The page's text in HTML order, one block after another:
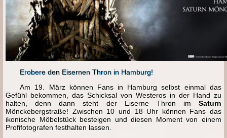
Erobere den Eisernen Thron in Hamburg!
Am 19. März können Fans in Hamburg selbst einmal das
Gefühl bekommen, das Schicksal von Westeros in der Hand zu
halten, denn dann steht der Eiserne Thron im Saturn
Mönckebergstraße! Zwischen 10 und 18 Uhr können Fans das
ikonische Möbelstück besteigen und diesen Moment von einem
Profifotografen festhalten lassen.